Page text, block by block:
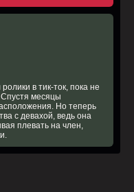
в тик-ток, пока не
Спустя месяцы
Но теперь
с девахой, ведь она
плевать на член,